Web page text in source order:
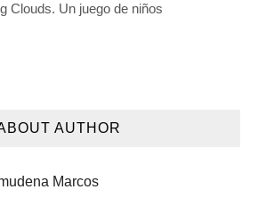
Clouds. Un juego de niños
AUTHOR
Marcos